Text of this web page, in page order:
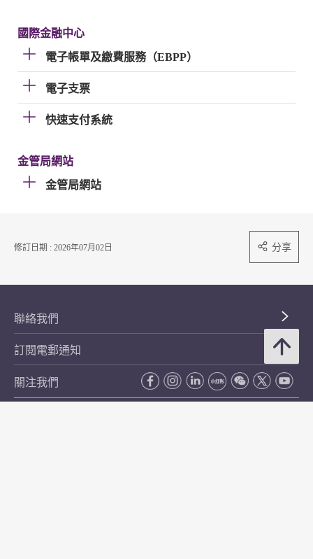
國際金融中心
電子帳單及繳費服務（EBPP）
電子支票
快速支付系統
金管局網站
金管局網站
修訂日期 : 2026年07月02日 分享
聯絡我們
訂閱電郵通知
關注我們